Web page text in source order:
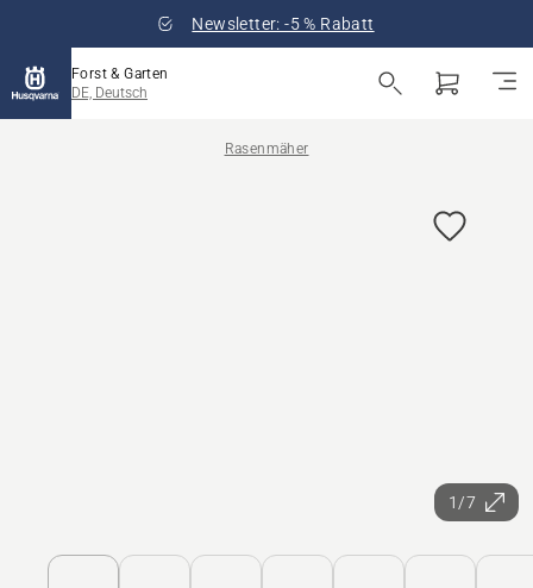
Newsletter: -5 % Rabatt
Forst & Garten
DE, Deutsch
Rasenmäher
1/7